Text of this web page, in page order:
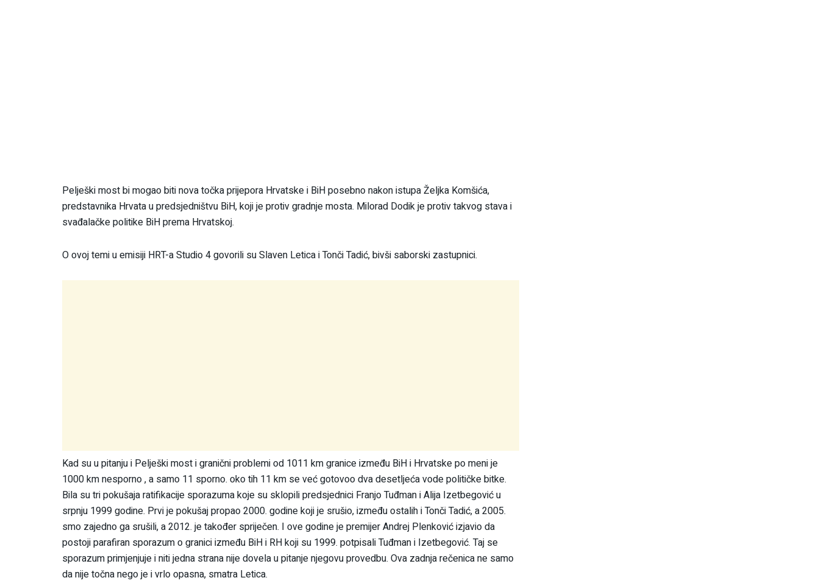
Pelješki most bi mogao biti nova točka prijepora Hrvatske i BiH posebno nakon istupa Željka Komšića,
predstavnika Hrvata u predsjedništvu BiH, koji je protiv gradnje mosta. Milorad Dodik je protiv takvog stava i
svađalačke politike BiH prema Hrvatskoj.
O ovoj temi u emisiji HRT-a Studio 4 govorili su Slaven Letica i Tonči Tadić, bivši saborski zastupnici.
Kad su u pitanju i Pelješki most i granični problemi od 1011 km granice između BiH i Hrvatske po meni je
1000 km nesporno , a samo 11 sporno. oko tih 11 km se već gotovoo dva desetljeća vode političke bitke.
Bila su tri pokušaja ratifikacije sporazuma koje su sklopili predsjednici Franjo Tuđman i Alija Izetbegović u
srpnju 1999 godine. Prvi je pokušaj propao 2000. godine koji je srušio, između ostalih i Tonči Tadić, a 2005.
smo zajedno ga srušili, a 2012. je također spriječen. I ove godine je premijer Andrej Plenković izjavio da
postoji parafiran sporazum o granici između BiH i RH koji su 1999. potpisali Tuđman i Izetbegović. Taj se
sporazum primjenjuje i niti jedna strana nije dovela u pitanje njegovu provedbu. Ova zadnja rečenica ne samo
da nije točna nego je i vrlo opasna, smatra Letica.